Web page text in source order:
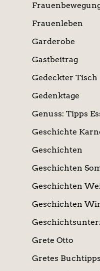
Frauenleben
Garderobe
Gastbeitrag
Gedeckter Tisch
Gedenktage
Genuss: Tipps
Geschichte
Geschichten
Geschichten
Geschichten
Geschichten
Grete Otto
Gretes